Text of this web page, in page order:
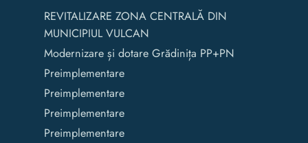
REVITALIZARE ZONA CENTRALĂ DIN
MUNICIPIUL VULCAN
Modernizare și dotare Grădinița PP+PN
Preimplementare
Preimplementare
Preimplementare
Preimplementare